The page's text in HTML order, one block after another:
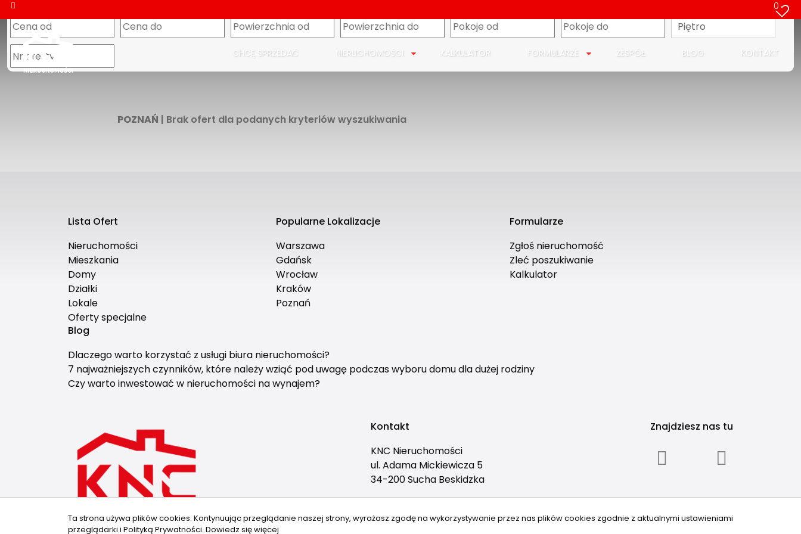
0
CHCĘ SPRZEDAĆ NIERUCHOMOŚCI KALKULATOR FORMULARZE ZESPÓŁ BLOG KONTAKT
mapa
Piętro
POZNAŃ | Brak ofert dla podanych kryteriów wyszukiwania
Lista Ofert
Nieruchomości
Mieszkania
Domy
Działki
Lokale
Oferty specjalne
Popularne Lokalizacje
Warszawa
Gdańsk
Wrocław
Kraków
Poznań
Formularze
Zgłoś nieruchomość
Zleć poszukiwanie
Kalkulator
Blog
Dlaczego warto korzystać z usługi biura nieruchomości?
7 najważniejszych czynników, które należy wziąć pod uwagę podczas wyboru domu dla dużej rodziny
Czy warto inwestować w nieruchomości na wynajem?
Kontakt
KNC Nieruchomości
ul. Adama Mickiewicza 5
34-200 Sucha Beskidzka
sb@knc.com.pl
Znajdziesz nas tu
Ta strona używa plików cookies. Kontynuując przeglądanie naszej strony, wyrażasz zgodę na wykorzystywanie przez nas plików cookies zgodnie z aktualnymi ustawieniami
przeglądarki i Polityką Prywatności. Dowiedz się więcej